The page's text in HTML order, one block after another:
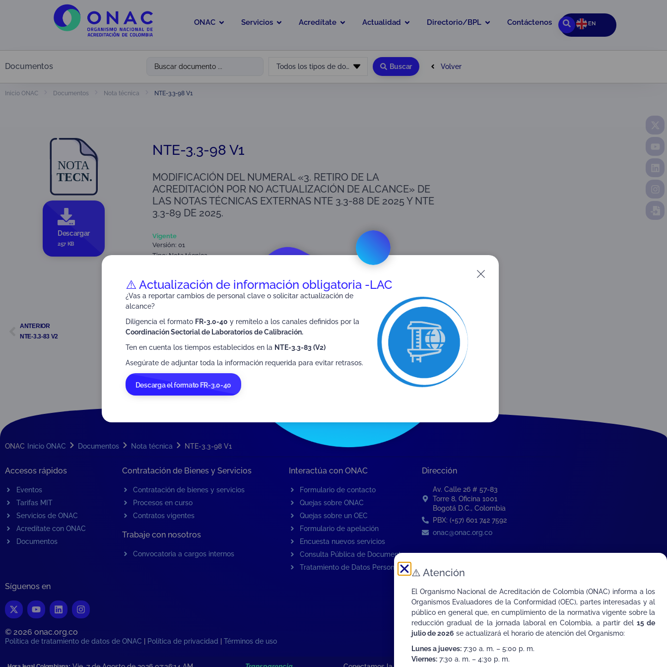
ONAC Servicios Acredítate Actualidad Directorio/BPL Contáctenos EN
Documentos Todos los tipos de documento Buscar Volver
Inicio ONAC Documentos Nota técnica NTE-3.3-98 V1
Descargar
257 KB
NTE-3.3-98 V1
MODIFICACIÓN DEL NUMERAL «3. RETIRO DE LA
ACREDITACIÓN POR NO ACTUALIZACIÓN DE ALCANCE» DE
LAS NOTAS TÉCNICAS EXTERNAS NTE 3.3-88 DE 2025 Y NTE
3.3-89 DE 2025.
Vigente
Versión: 01
Tipo:Nota técnica
Partes interesadas y público en general.
ANTERIOR
NTE-3.3-83 V2
SIGUIENTE
NTE-3.3-99
ONAC Inicio ONAC Documentos Nota técnica NTE-3.3-98 V1
Accesos rápidos
Eventos
Tarifas MIT
Servicios de ONAC
Acredítate con ONAC
Documentos
Contratación de Bienes y Servicios
Contratación de bienes y servicios
Procesos en curso
Contratos vigentes
Trabaje con nosotros
Convocatoria a cargos internos
Interactúa con ONAC
Formulario de contacto
Quejas sobre ONAC
Quejas sobre un OEC
Formulario de apelación
Encuesta nuevos servicios
Consulta Pública de Documentos
Tratamiento de Datos Personales
Dirección
Av. Calle 26 # 57-83
Torre 8, Oficina 1001
Bogotá D.C., Colombia
PBX: (+57) 601 742 7592
onac@onac.org.co
Síguenos en
© 2026 onac.org.co​
Política de tratamiento de datos de ONAC | Política de privacidad | Términos de uso
⚠️ Actualización de información obligatoria -LAC
¿Vas a reportar cambios de personal clave o solicitar actualización de
alcance?
Diligencia el formato FR-3.0-40 y remítelo a los canales definidos por la
Coordinación Sectorial de Laboratorios de Calibración.
Ten en cuenta los tiempos establecidos en la NTE-3.3-83 (V2)
Asegúrate de adjuntar toda la información requerida para evitar retrasos.
Descarga el formato FR-3.0-40
⚠️ Atención
El Organismo Nacional de Acreditación de Colombia (ONAC) informa a los
Organismos Evaluadores de la Conformidad (OEC), partes interesadas y al
público en general que, en cumplimiento de la normativa vigente sobre la
reducción gradual de la jornada laboral en Colombia, a partir del15 de
julio de 2026 se actualizará el horario de atención del Organismo:
Lunes a jueves:7:30 a. m. – 5:00 p. m.
Viernes:7:30 a. m. – 4:30 p. m.